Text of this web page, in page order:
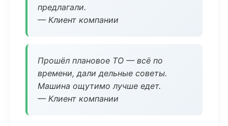
предлагали.
— Клиент компании
Прошёл плановое ТО — всё по
времени, дали дельные советы.
Машина ощутимо лучше едет.
— Клиент компании